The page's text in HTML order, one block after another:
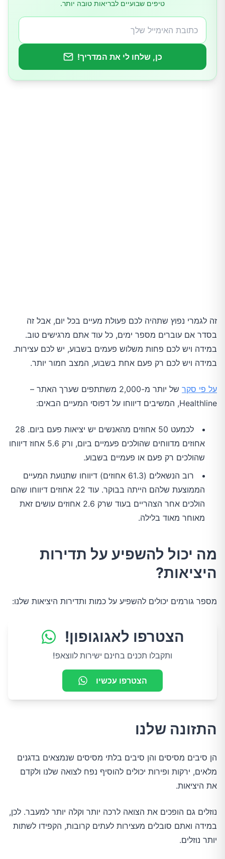
טיפים שבועיים לבריאות טובה יותר.
כן, שלחו לי את המדריך!
זה לגמרי נפוץ שתהיה לכם פעולת מעיים בכל יום, אבל זה
בסדר אם עוברים מספר ימים, כל עוד אתם מרגישים טוב.
במידה ויש לכם פחות משלוש פעמים בשבוע, יש לכם עצירות.
במידה ויש לכם רק פעם אחת בשבוע, המצב חמור יותר.
על פי סקר
של יותר מ-2,000 משתתפים שערך האתר –
Healthline, המשיבים דיווחו על דפוסי המעיים הבאים:
לכמעט 50 אחוזים מהאנשים יש יציאות פעם ביום. 28
אחוזים מדווחים שהולכים פעמיים ביום, ורק 5.6 אחוז דיווחו
שהולכים רק פעם או פעמיים בשבוע.
רוב הנשאלים (61.3 אחוזים) דיווחו שתנועת המעיים
הממוצעת שלהם הייתה בבוקר. עוד 22 אחוזים דיווחו שהם
הולכים אחר הצהריים בעוד שרק 2.6 אחוזים עושים זאת
מאוחר מאוד בלילה.
מה יכול להשפיע על תדירות
היציאות?
מספר גורמים יכולים להשפיע על כמות ותדירות היציאות שלנו:
הצטרפו לאגוגופון!
ותקבלו תכנים בחינם ישירות לווצאפ!
הצטרפו עכשיו
התזונה שלנו
הן סיבים מסיסים והן סיבים בלתי מסיסים שנמצאים בדגנים
מלאים, ירקות ופירות יכולים להוסיף נפח לצואה שלנו ולקדם
את היציאות.
נוזלים גם הופכים את הצואה לרכה יותר וקלה יותר למעבר. לכן,
במידה ואתם סובלים מעצירות לעתים קרובות, הקפידו לשתות
יותר נוזלים.